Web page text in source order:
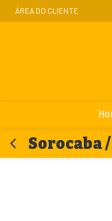
ÁREA DO CLIENTE
Sorocaba